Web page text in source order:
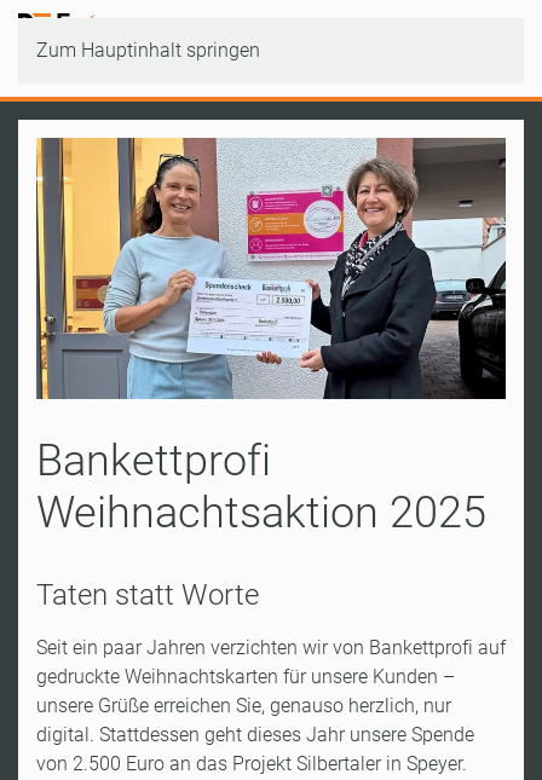
Zum Hauptinhalt springen
Bankettprofi
Weihnachtsaktion 2025
Taten statt Worte
Seit ein paar Jahren verzichten wir von Bankettprofi auf
gedruckte Weihnachtskarten für unsere Kunden –
unsere Grüße erreichen Sie, genauso herzlich, nur
digital. Stattdessen geht dieses Jahr unsere Spende
von 2.500 Euro an das Projekt Silbertaler in Speyer.